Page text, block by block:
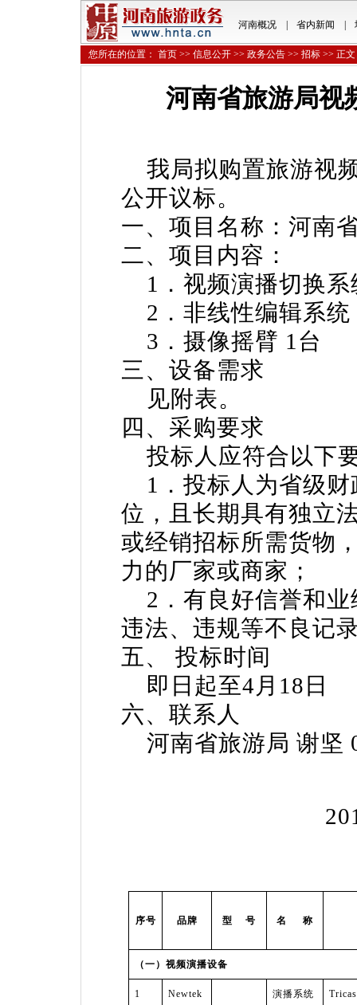
河南概况| 省内新闻
您所在的位置： 首页 >> 信息公开 >> 政务公告 >> 招标 >> 正文
河南省旅游局视
我局拟购置旅游视
公开议标。
一、项目名称：河南
二、项目内容：
1．视频演播切换系
2．非线性编辑系统
3．摄像摇臂 1台
三、设备需求
见附表。
四、采购要求
投标人应符合以下
1．投标人为省级财
位，且长期具有独立
或经销招标所需货物
力的厂家或商家；
2．有良好信誉和业
违法、违规等不良记
五、 投标时间
即日起至4月18日
六、联系人
河南省旅游局 谢坚
2010年4
序号 品牌 型 号 名 称
（一）视频演播设备
1 Newtek 演播系统